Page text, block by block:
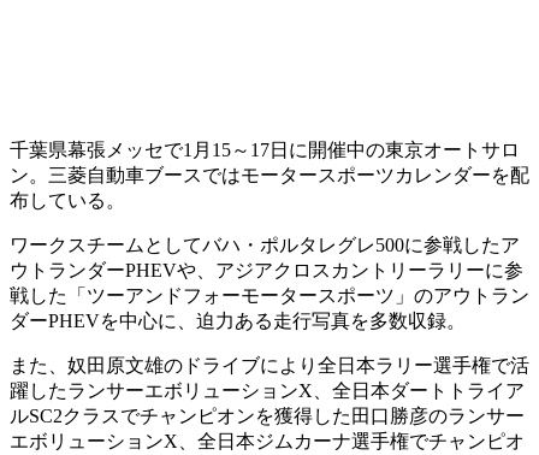
千葉県幕張メッセで1月15～17日に開催中の東京オートサロ
ン。三菱自動車ブースではモータースポーツカレンダーを配
布している。
ワークスチームとしてバハ・ポルタレグレ500に参戦したア
ウトランダーPHEVや、アジアクロスカントリーラリーに参
戦した「ツーアンドフォーモータースポーツ」のアウトラン
ダーPHEVを中心に、迫力ある走行写真を多数収録。
また、奴田原文雄のドライブにより全日本ラリー選手権で活
躍したランサーエボリューションX、全日本ダートトライア
ルSC2クラスでチャンピオンを獲得した田口勝彦のランサー
エボリューションX、全日本ジムカーナ選手権でチャンピオ